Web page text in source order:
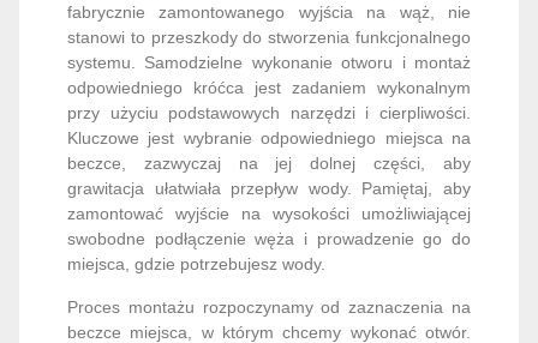
fabrycznie zamontowanego wyjścia na wąż, nie
stanowi to przeszkody do stworzenia funkcjonalnego
systemu. Samodzielne wykonanie otworu i montaż
odpowiedniego króćca jest zadaniem wykonalnym
przy użyciu podstawowych narzędzi i cierpliwości.
Kluczowe jest wybranie odpowiedniego miejsca na
beczce, zazwyczaj na jej dolnej części, aby
grawitacja ułatwiała przepływ wody. Pamiętaj, aby
zamontować wyjście na wysokości umożliwiającej
swobodne podłączenie węża i prowadzenie go do
miejsca, gdzie potrzebujesz wody.
Proces montażu rozpoczynamy od zaznaczenia na
beczce miejsca, w którym chcemy wykonać otwór.